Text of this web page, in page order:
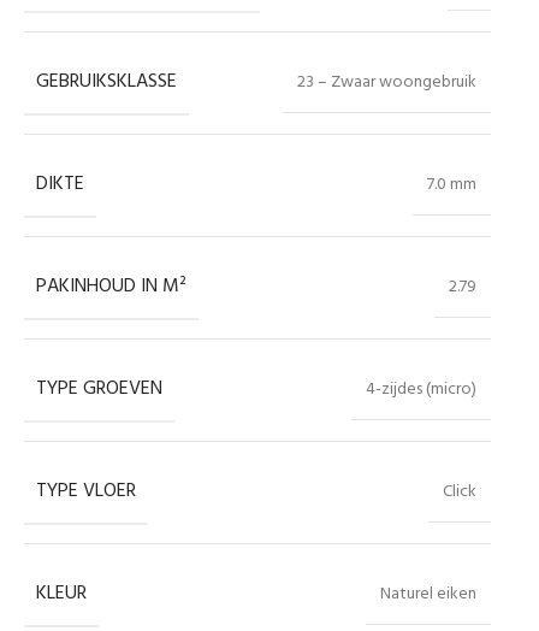
GEBRUIKSKLASSE 23 – Zwaar woongebruik
DIKTE 7.0 mm
PAKINHOUD IN M² 2.79
TYPE GROEVEN 4-zijdes (micro)
TYPE VLOER Click
KLEUR Naturel eiken